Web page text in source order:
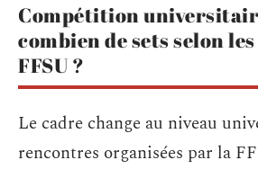
Compétition
combien de sets selon
FFSU ?
Le cadre change au niveau
rencontres organisées par la